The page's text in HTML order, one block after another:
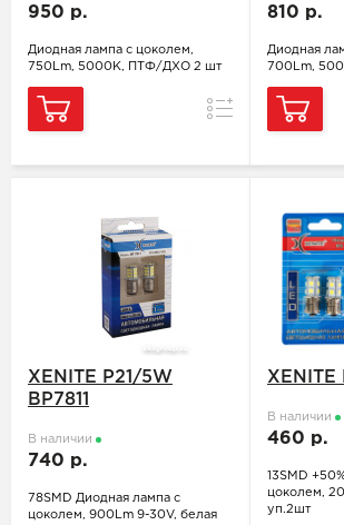
950 р.
Диодная лампа с цоколем,
750Lm, 5000K, ПТФ/ДХО 2 шт
Сравнение
810 р.
Диодная
700Lm,
XENITE P21/5W
BP7811
В наличии
740 р.
78SMD Диодная лампа с
цоколем, 900Lm 9-30V, белая
XENITE
В наличии
460 р.
13SMD
цоколем,
уп.2шт